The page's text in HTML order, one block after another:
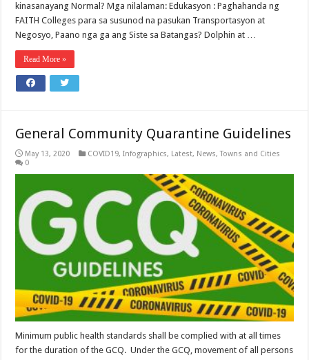
kinasanayang Normal? Mga nilalaman: Edukasyon : Paghahanda ng
FAITH Colleges para sa susunod na pasukan Transportasyon at
Negosyo, Paano nga ga ang Siste sa Batangas? Dolphin at …
Read More »
General Community Quarantine Guidelines
May 13, 2020 COVID19,Infographics, Latest, News,Towns and Cities
0
Minimum public health standards shall be complied with at all times
for the duration of the GCQ. Under the GCQ, movement of all persons